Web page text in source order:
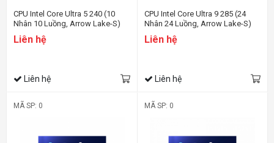
CPU Intel Core Ultra 5 240 (10
Nhân 10 Luồng, Arrow Lake-S)
Liên hệ
Liên hệ
CPU Intel Core Ultra 9 285 (24
Nhân 24 Luồng, Arrow Lake-S)
Liên hệ
Liên hệ
MÃ SP: 0 MÃ SP: 0